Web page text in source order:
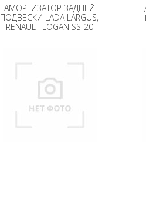
АМОРТИЗАТОР ЗАДНЕЙ
ПОДВЕСКИ LADA LARGUS,
RENAULT LOGAN SS-20